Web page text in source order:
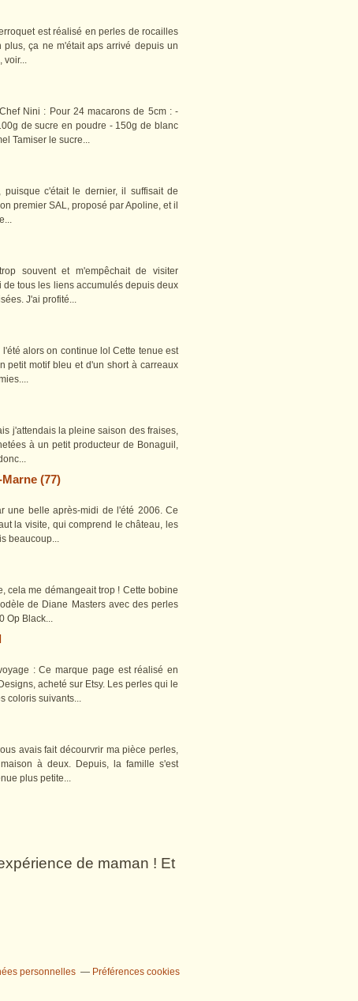
est réalisé en perles de rocailles
ça ne m'était aps arrivé depuis un
voir...
Nini : Pour 24 macarons de 5cm : -
de sucre en poudre - 150g de blanc
Tamiser le sucre...
c'était le dernier, il suffisait de
premier SAL, proposé par Apoline, et il
souvent et m'empêchait de visiter
tous les liens accumulés depuis deux
J'ai profité...
alors on continue lol Cette tenue est
petit motif bleu et d'un short à carreaux
j'attendais la pleine saison des fraises,
à un petit producteur de Bonaguil,
(77)
une belle après-midi de l'été 2006. Ce
la visite, qui comprend le château, les
beaucoup...
cela me démangeait trop ! Cette bobine
de Diane Masters avec des perles
Op Black...
: Ce marque page est réalisé en
acheté sur Etsy. Les perles qui le
coloris suivants...
avais fait décourvrir ma pièce perles,
à deux. Depuis, la famille s'est
plus petite...
de maman ! Et
personnelles Préférences cookies